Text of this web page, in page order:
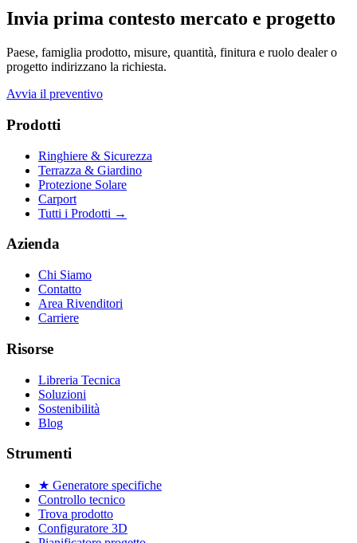
Invia prima contesto mercato e progetto
Paese, famiglia prodotto, misure, quantità, finitura e ruolo dealer o
progetto indirizzano la richiesta.
Avvia il preventivo
Prodotti
Ringhiere & Sicurezza
Terrazza & Giardino
Protezione Solare
Carport
Tutti i Prodotti →
Azienda
Chi Siamo
Contatto
Area Rivenditori
Carriere
Risorse
Libreria Tecnica
Soluzioni
Sostenibilità
Blog
Strumenti
★ Generatore specifiche
Controllo tecnico
Trova prodotto
Configuratore 3D